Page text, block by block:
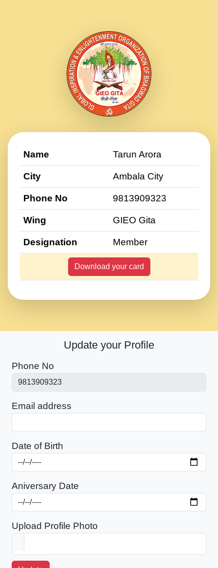
Name Tarun Arora
City Ambala City
Phone No 9813909323
Wing GIEO Gita
Designation Member
Download your card
Update your Profile
Phone No
Email address
Date of Birth
Aniversary Date
Upload Profile Photo